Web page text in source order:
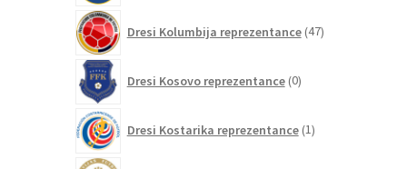
Dresi Kolumbija reprezentance 47izdelkov
Dresi Kosovo reprezentance 0izdelkov
Dresi Kostarika reprezentance 1izdelek